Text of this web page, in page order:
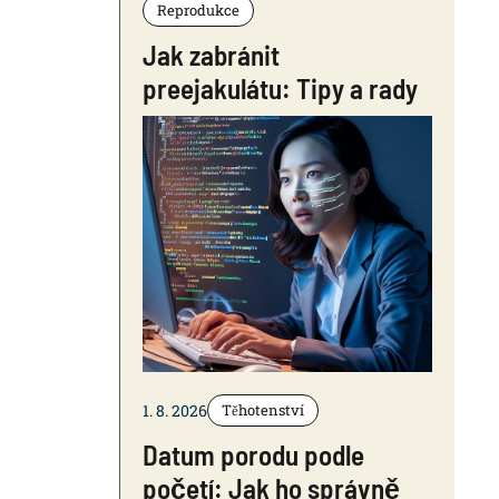
Reprodukce
Jak zabránit
preejakulátu: Tipy a rady
1. 8. 2026 Těhotenství
Datum porodu podle
početí: Jak ho správně